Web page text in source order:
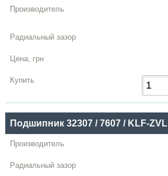
Подшипник 32307 / 7607 / KLF-ZVL